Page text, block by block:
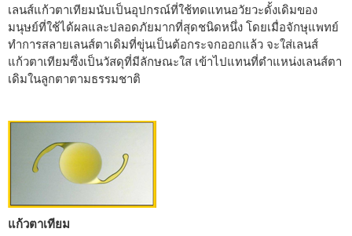
เลนส์แก้วตาเทียมนับเป็นอุปกรณ์ที่ใช้ทดแทนอวัยวะดั้งเดิมของ
มนุษย์ที่ใช้ได้ผลและปลอดภัยมากที่สุดชนิดหนึ่ง โดยเมื่อจักษุแพทย์
ทำการสลายเลนส์ตาเดิมที่ขุ่นเป็นต้อกระจกออกแล้ว จะใส่เลนส์
แก้วตาเทียมซึ่งเป็นวัสดุที่มีลักษณะใส เข้าไปแทนที่ตำแหน่งเลนส์ตา
เดิมในลูกตาตามธรรมชาติ
แก้วตาเทียม